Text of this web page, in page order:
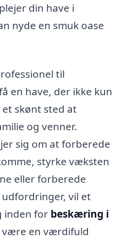
din have i
nyde en smuk oase
til
en have, der ikke kun
skønt sted at
og venner.
sig om at forberede
styrke væksten
eller forberede
vil et
inden for beskæring i
være en værdifuld